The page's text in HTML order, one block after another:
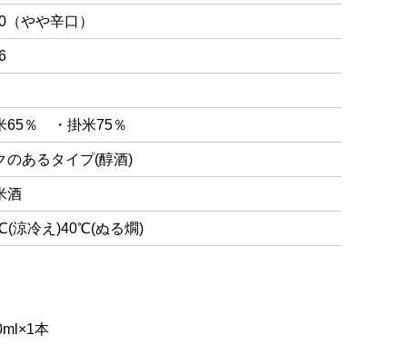
（やや辛口）
65％ ・掛米75％
のあるタイプ(醇酒)
酒
涼冷え)40℃(ぬる燗)
本